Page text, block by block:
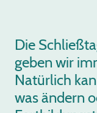
Die
geben wir
Natürlich
was ändern